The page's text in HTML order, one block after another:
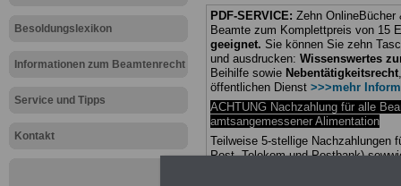
Besoldungslexikon
Informationen zum Beamtenrecht
Service und Tipps
Kontakt
PDF-SERVICE: Zehn
Beamte zum Komplettpreis von 15
geeignet. Sie können Sie zehn
und ausdrucken: Wissenswertes
Beihilfe sowie Nebentätigkeitsrecht
öffentlichen Dienst >>>mehr
ACHTUNG Nachzahlung für alle
amtsangemessener Alimentation
Teilweise 5-stellige Nachzahlungen
Post, Telekom und Postbank)